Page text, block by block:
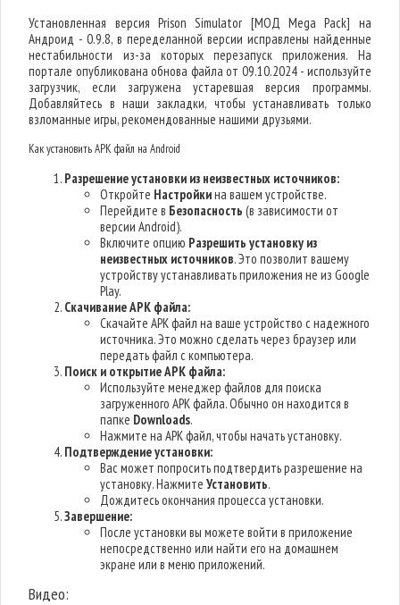
Установленная версия Prison Simulator [МОД Mega Pack] на
Андроид - 0.9.8, в переделанной версии исправлены найденные
нестабильности из-за которых перезапуск приложения. На
портале опубликована обнова файла от 09.10.2024 - используйте
загрузчик, если загружена устаревшая версия программы.
Добавляйтесь в наши закладки, чтобы устанавливать только
взломанные игры, рекомендованные нашими друзьями.
Как установить APK файл на Android
Разрешение установки из неизвестных источников:
Откройте Настройкина вашем устройстве.
Перейдите в Безопасность (в зависимости от
версии Android).
Включите опцию Разрешить установку из
неизвестных источников. Это позволит вашему
устройству устанавливать приложения не из Google
Play.
Скачивание APK файла:
Скачайте APK файл на ваше устройство с надежного
источника. Это можно сделать через браузер или
передать файл с компьютера.
Поиск и открытие APK файла:
Используйте менеджер файлов для поиска
загруженного APK файла. Обычно он находится в
папке Downloads.
Нажмите на APK файл, чтобы начать установку.
Подтверждение установки:
Вас может попросить подтвердить разрешение на
установку. НажмитеУстановить.
Дождитесь окончания процесса установки.
Завершение:
После установки вы можете войти в приложение
непосредственно или найти его на домашнем
экране или в меню приложений.
Видео: